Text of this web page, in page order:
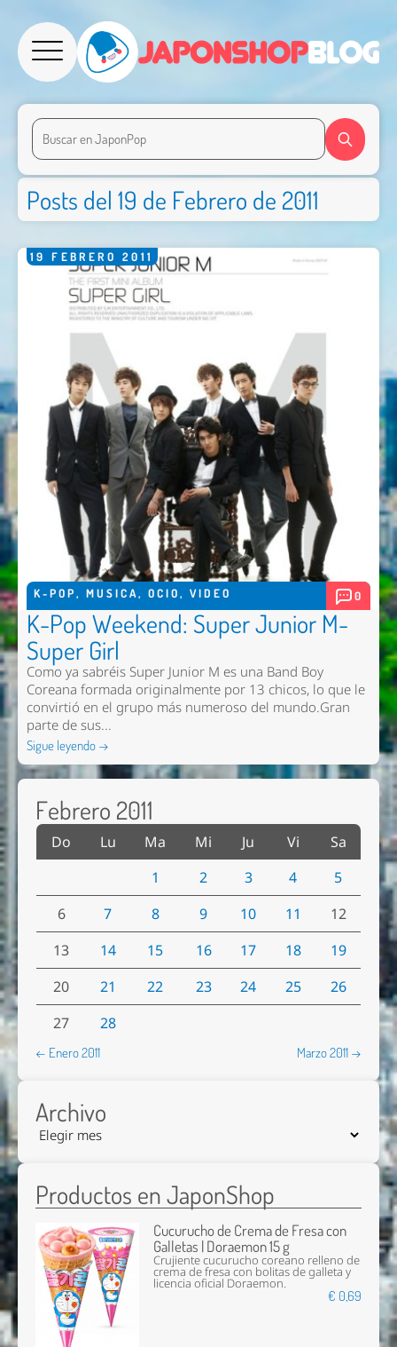
Posts del 19 de Febrero de 2011
19 FEBRERO 2011
K-POP, MUSICA, OCIO, VIDEO 0
K-Pop Weekend: Super Junior M-
Super Girl
Como ya sabréis Super Junior M es una Band Boy
Coreana formada originalmente por 13 chicos, lo que le
convirtió en el grupo más numeroso del mundo.Gran
parte de sus...
Sigue leyendo →
Febrero 2011
Do Lu Ma Mi Ju Vi
Sa
1
2 3 4
5
6
7 8 9 10 11
12
13
14 15 16 17 18
19
20
21 22 23 24 25
26
27
28
← Enero 2011 Marzo 2011 →
Archivo
Productos en JaponShop
Cucurucho de Crema de Fresa con
Galletas | Doraemon 15 g
Crujiente cucurucho coreano relleno de
crema de fresa con bolitas de galleta y
licencia oficial Doraemon.
€ 0,69